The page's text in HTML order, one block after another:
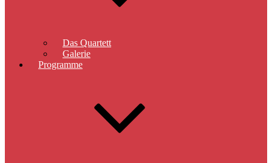
Das Quartett
Galerie
Programme